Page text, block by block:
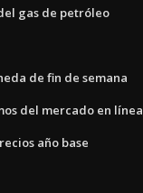
gas de petróleo
de fin de semana
del mercado en línea_
año base